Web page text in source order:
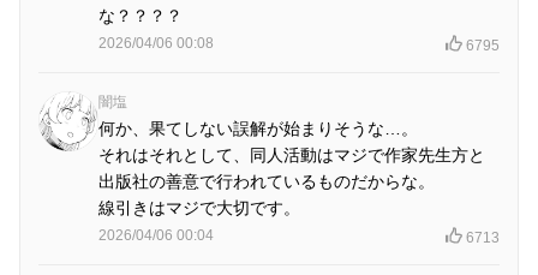
な？？？？
2026/04/06 00:08 6795
闇塩
何か、果てしない誤解が始まりそうな…。
それはそれとして、同人活動はマジで作家先生方と
出版社の善意で行われているものだからな。
線引きはマジで大切です。
2026/04/06 00:04 6713